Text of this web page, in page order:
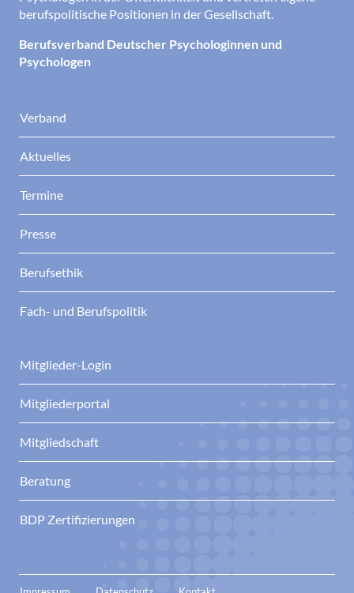
berufspolitische Positionen in der Gesellschaft.
Berufsverband Deutscher Psychologinnen und
Psychologen
Verband
Aktuelles
Termine
Presse
Berufsethik
Fach- und Berufspolitik
Mitglieder-Login
Mitgliederportal
Mitgliedschaft
Beratung
BDP Zertifizierungen